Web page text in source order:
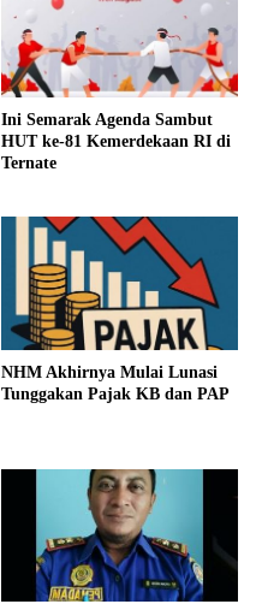
Ini Semarak Agenda Sambut
HUT ke-81 Kemerdekaan RI di
Ternate
NHM Akhirnya Mulai Lunasi
Tunggakan Pajak KB dan PAP